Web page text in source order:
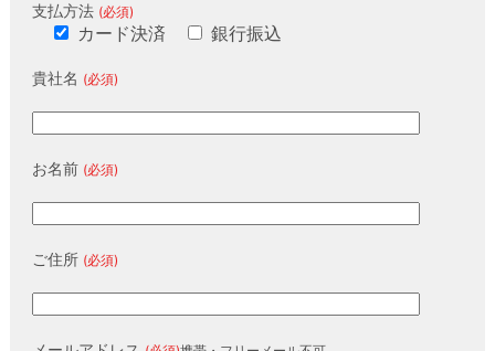
支払方法 (必須)
カード決済 銀行振込
貴社名 (必須)
お名前 (必須)
ご住所 (必須)